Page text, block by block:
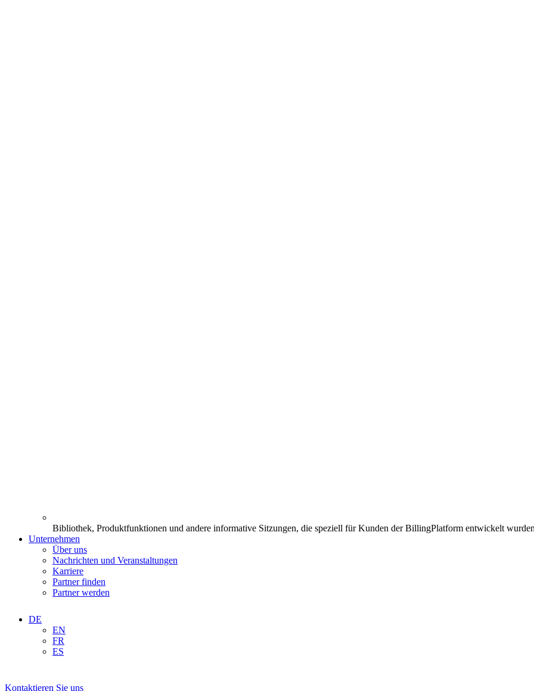
Bibliothek, Produktfunktionen und andere informative Sitzungen, die speziell für Kunden der BillingPlatform entwickelt
Unternehmen
Über uns
Nachrichten und Veranstaltungen
Karriere
Partner finden
Partner werden
DE
EN
FR
ES
Kontaktieren Sie uns